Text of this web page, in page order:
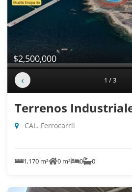
$2,500,000
‹ 1 / 3
Terrenos
CAL. Ferrocarril
1,170 m² 0 m² 0 0